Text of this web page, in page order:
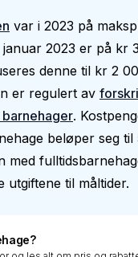
var i 2023 på
2023 er på kr
denne til kr 2
er regulert av
.
beløper seg
med
utgiftene til måltider.